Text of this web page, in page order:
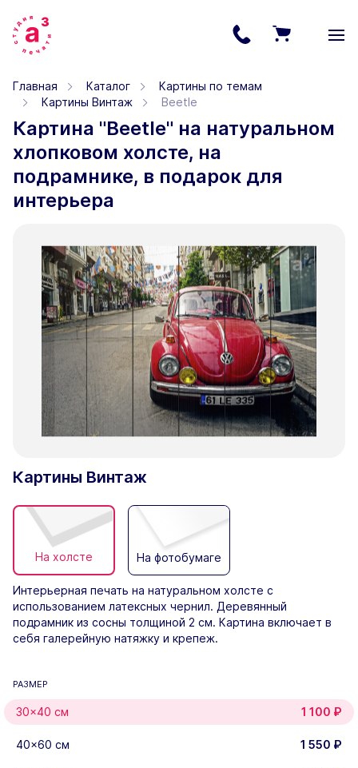
Главная Каталог
Картины по темам
Картины Винтаж
Beetle
Картина "Beetle" на натуральном
хлопковом холсте, на
подрамнике, в подарок для
интерьера
Картины Винтаж
На холсте На фотобумаге
Интерьерная печать на натуральном холсте с
использованием латексных чернил. Деревянный
подрамник из сосны толщиной 2 см. Картина включает в
себя галерейную натяжку и крепеж.
РАЗМЕР
30×40 см 1 100 ₽
40×60 см 1 550 ₽